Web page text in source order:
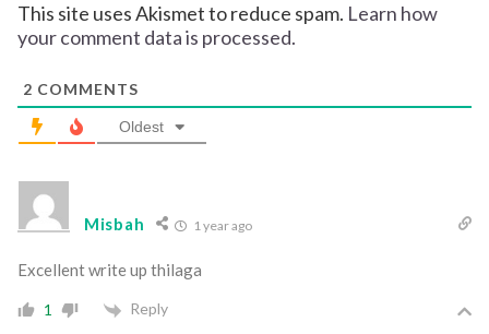
This site uses Akismet to reduce spam. Learn how
your comment data is processed.
2 COMMENTS
Oldest
Misbah 1 year ago
Excellent write up thilaga
1 Reply